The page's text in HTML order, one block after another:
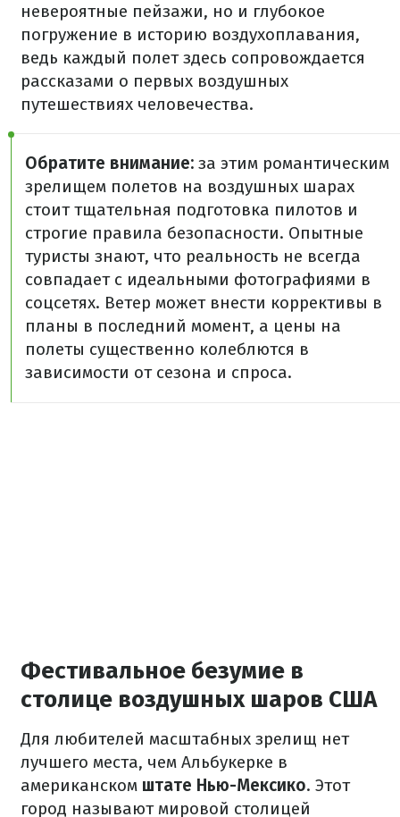
невероятные пейзажи, но и глубокое
погружение в историю воздухоплавания,
ведь каждый полет здесь сопровождается
рассказами о первых воздушных
путешествиях человечества.
Обратите внимание: за этим романтическим
зрелищем полетов на воздушных шарах
стоит тщательная подготовка пилотов и
строгие правила безопасности. Опытные
туристы знают, что реальность не всегда
совпадает с идеальными фотографиями в
соцсетях. Ветер может внести коррективы в
планы в последний момент, а цены на
полеты существенно колеблются в
зависимости от сезона и спроса.
Фестивальное безумие в
столице воздушных шаров США
Для любителей масштабных зрелищ нет
лучшего места, чем Альбукерке в
американском штате Нью-Мексико. Этот
город называют мировой столицей